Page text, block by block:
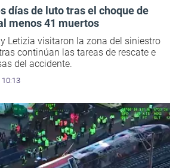
días de luto tras el choque de
menos 41 muertos
y Letizia visitaron la zona del siniestro
continúan las tareas de rescate e
del accidente.
10:13